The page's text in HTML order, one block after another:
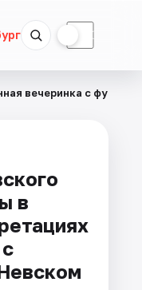
☾
вечеринка с
в